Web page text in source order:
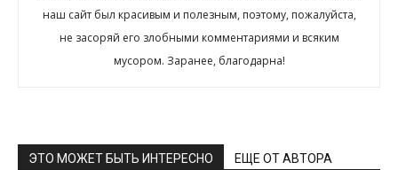
наш сайт был красивым и полезным, поэтому, пожалуйста,
не засоряй его злобными комментариями и всяким
мусором. Заранее, благодарна!
ЭТО МОЖЕТ БЫТЬ ИНТЕРЕСНО ЕЩЕ ОТ АВТОРА